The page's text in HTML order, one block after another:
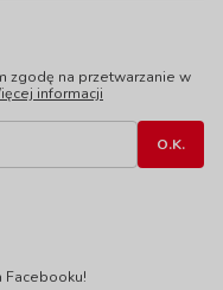
zgodę na przetwarzanie w
informacji
Facebooku!